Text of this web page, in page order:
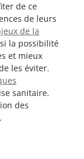
de ce
de leurs
de la
la possibilité
et mieux
les éviter.
sanitaire.
des